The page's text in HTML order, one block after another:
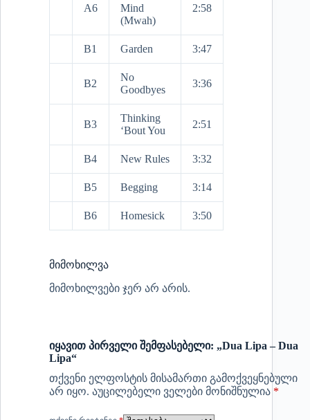
A6
Mind
(Mwah)
2:58
B1 Garden 3:47
B2
No
Goodbyes
3:36
B3
Thinking
‘Bout You
2:51
B4 New Rules 3:32
B5 Begging 3:14
B6 Homesick 3:50
მიმოხილვა
მიმოხილვები ჯერ არ არის.
იყავით პირველი შემფასებელი: „Dua Lipa – Dua
Lipa“
თქვენი ელფოსტის მისამართი გამოქვეყნებული
არ იყო. აუცილებელი ველები მონიშნულია *